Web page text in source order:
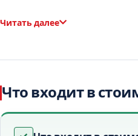
День 1: Из Белека в
впечатляющиеТаврские
Следующая остановка —
крупных и хорошо
Читать далее
Что входит в